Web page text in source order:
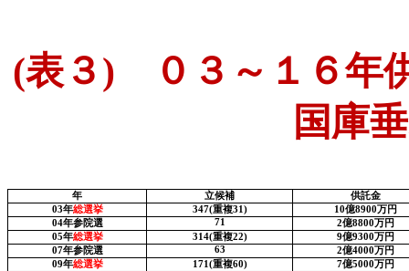
(表３) ０３～１６年
国庫
年 立候補
供託金
03年総選挙 347(重複31) 10億8900万円
04年参院選 71 2億8800万円
05年総選挙 314(重複22) 9億9300万円
07年参院選 63 2億4000万円
09年総選挙 171(重複60) 7億5000万円